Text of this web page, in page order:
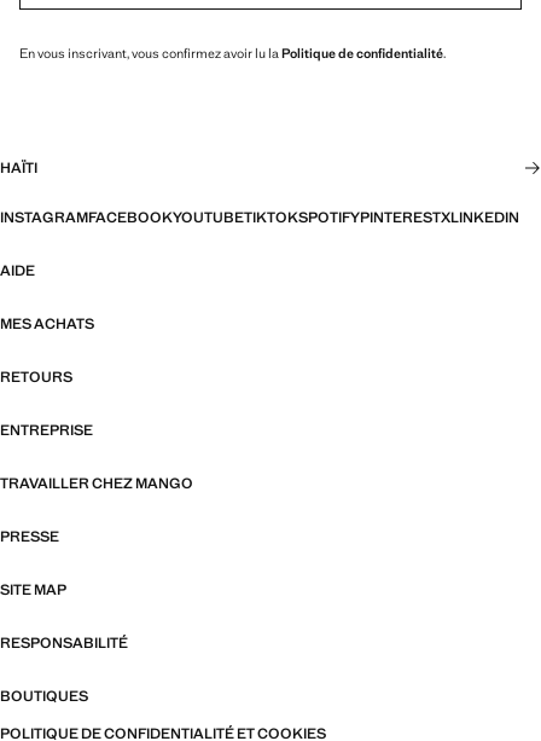
En vous inscrivant, vous confirmez avoir lu la Politique de confidentialité.
HAÏTI
INSTAGRAMFACEBOOKYOUTUBETIKTOKSPOTIFYPINTERESTXLINKEDIN
AIDE
MES ACHATS
RETOURS
ENTREPRISE
TRAVAILLER CHEZ MANGO
PRESSE
SITE MAP
RESPONSABILITÉ
BOUTIQUES
POLITIQUE DE CONFIDENTIALITÉ ET COOKIES